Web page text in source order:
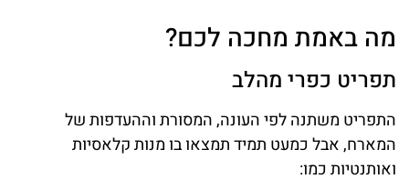
מה באמת מחכה לכם?
תפריט כפרי מהלב
התפריט משתנה לפי העונה, המסורת וההעדפות של
המארח, אבל כמעט תמיד תמצאו בו מנות קלאסיות
ואותנטיות כמו: